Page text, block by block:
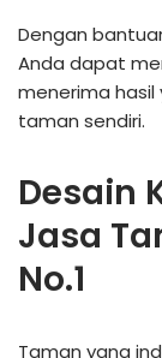
Dengan
Anda dapat
menerima hasil
taman sendiri.
Desain
Jasa
No.1
Taman yang